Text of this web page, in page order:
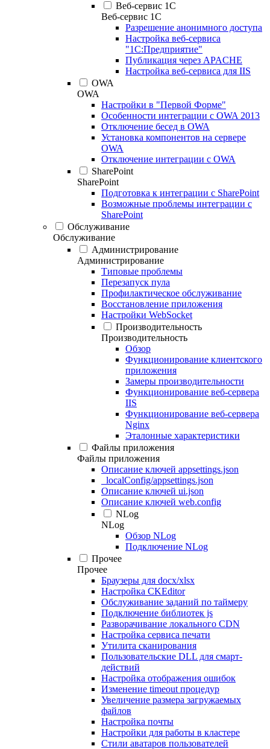
Веб-сервис 1С
Веб-сервис 1С
Разрешение анонимного доступа
Настройка веб-сервиса
"1С:Предприятие"
Публикация через APACHE
Настройка веб-сервиса для IIS
OWA
OWA
Настройки в "Первой Форме"
Особенности интеграции с OWA 2013
Отключение бесед в OWA
Установка компонентов на сервере
OWA
Отключение интеграции с OWA
SharePoint
SharePoint
Подготовка к интеграции с SharePoint
Возможные проблемы интеграции с
SharePoint
Обслуживание
Обслуживание
Администрирование
Администрирование
Типовые проблемы
Перезапуск пула
Профилактическое обслуживание
Восстановление приложения
Настройки WebSocket
Производительность
Производительность
Обзор
Функционирование клиентского
приложения
Замеры производительности
Функционирование веб-сервера
IIS
Функционирование веб-сервера
Nginx
Эталонные характеристики
Файлы приложения
Файлы приложения
Описание ключей appsettings.json
_localConfig/appsettings.json
Описание ключей ui.json
Описание ключей web.config
NLog
NLog
Обзор NLog
Подключение NLog
Прочее
Прочее
Браузеры для docx/xlsx
Настройка CKEditor
Обслуживание заданий по таймеру
Подключение библиотек js
Разворачивание локального CDN
Настройка сервиса печати
Утилита сканирования
Пользовательские DLL для смарт-
действий
Настройка отображения ошибок
Изменение timeout процедур
Увеличение размера загружаемых
файлов
Настройка почты
Настройки для работы в кластере
Стили аватаров пользователей